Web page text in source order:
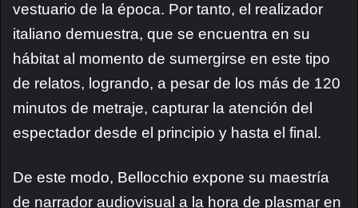
vestuario de la época. Por tanto, el realizador
italiano demuestra, que se encuentra en su
hábitat al momento de sumergirse en este tipo
de relatos, logrando, a pesar de los más de 120
minutos de metraje, capturar la atención del
espectador desde el principio y hasta el final.
De este modo, Bellocchio expone su maestría
de narrador audiovisual a la hora de plasmar en